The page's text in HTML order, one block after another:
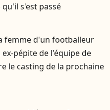
s'est passé
femme d'un footballeur
pépite de l'équipe de
le casting de la prochaine